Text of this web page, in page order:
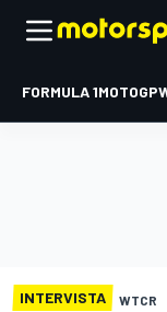
FORMULA 1MOTOGP
INTERVISTA WTCR